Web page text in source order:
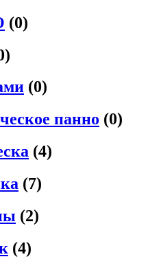
(0)
(0)
панно (0)
(4)
(7)
(2)
(4)